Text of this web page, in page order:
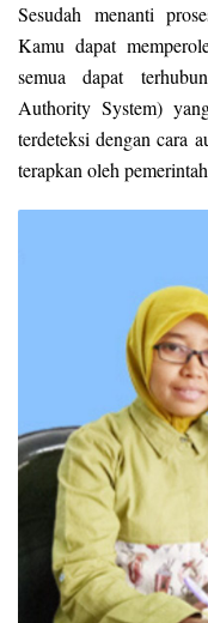
Sesudah menanti
Kamu dapat
semua dapat
Authority System)
terdeteksi dengan cara
terapkan oleh